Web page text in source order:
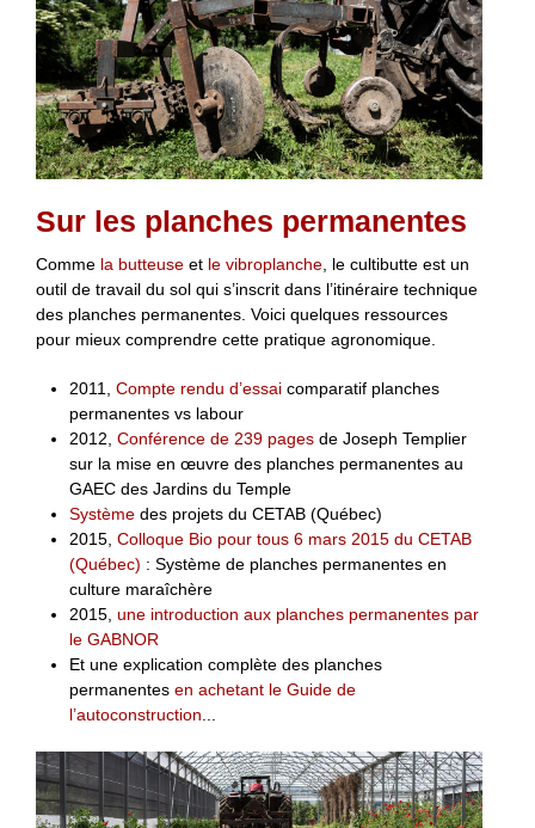
Sur les planches permanentes
Comme la butteuse et le vibroplanche , le cultibutte est un
outil de travail du sol qui s’inscrit dans l’itinéraire technique
des planches permanentes. Voici quelques ressources
pour mieux comprendre cette pratique agronomique.
2011,Compte rendu d’essai comparatif planches
permanentes vs labour
2012,Conférence de 239 pages de Joseph Templier
sur la mise en œuvre des planches permanentes au
GAEC des Jardins du Temple
Système des projets du CETAB (Québec)
2015,Colloque Bio pour tous 6 mars 2015 du CETAB
(Québec) : Système de planches permanentes en
culture maraîchère
2015,une introduction aux planches permanentes par
le GABNOR
Et une explication complète des planches
permanentesen achetant le Guide de
l’autoconstruction